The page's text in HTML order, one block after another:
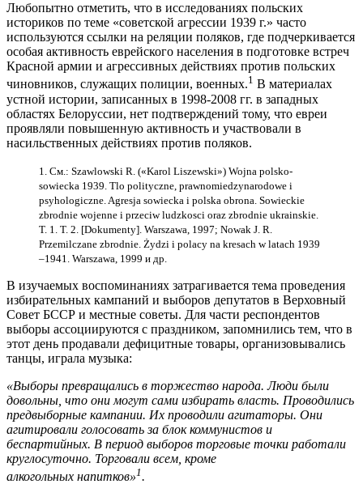
Любопытно отметить, что в исследованиях польских
историков по теме «советской агрессии 1939 г.» часто
используются ссылки на реляции поляков, где подчеркивается
особая активность еврейского населения в подготовке встреч
Красной армии и агрессивных действиях против польских
чиновников, служащих полиции, военных.1 В материалах
устной истории, записанных в 1998-2008 гг. в западных
областях Белоруссии, нет подтверждений тому, что евреи
проявляли повышенную активность и участвовали в
насильственных действиях против поляков.
1. См.: Szawlowski R. («Karol Liszewski») Wojna polsko-
sowiecka 1939. Tlo polityczne, prawnomiedzynarodowe i
psyhologiczne. Agresja sowiecka i polska obrona. Sowieckie
zbrodnie wojenne i przeciw ludzkosci oraz zbrodnie ukrainskie.
T. 1. T. 2. [Dokumenty]. Warszawa, 1997; Nowak J. R.
Przemilczane zbrodnie. Żydzi i polacy na kresach w latach 1939
–1941. Warszawa, 1999 и др.
В изучаемых воспоминаниях затрагивается тема проведения
избирательных кампаний и выборов депутатов в Верховный
Совет БССР и местные советы. Для части респондентов
выборы ассоциируются с праздником, запомнились тем, что в
этот день продавали дефицитные товары, организовывались
танцы, играла музыка:
«Выборы превращались в торжество народа. Люди были
довольны, что они могут сами избирать власть. Проводились
предвыборные кампании. Их проводили агитаторы. Они
агитировали голосовать за блок коммунистов и
беспартийных. В период выборов торговые точки работали
круглосуточно. Торговали всем, кроме
алкогольных напитков»1.